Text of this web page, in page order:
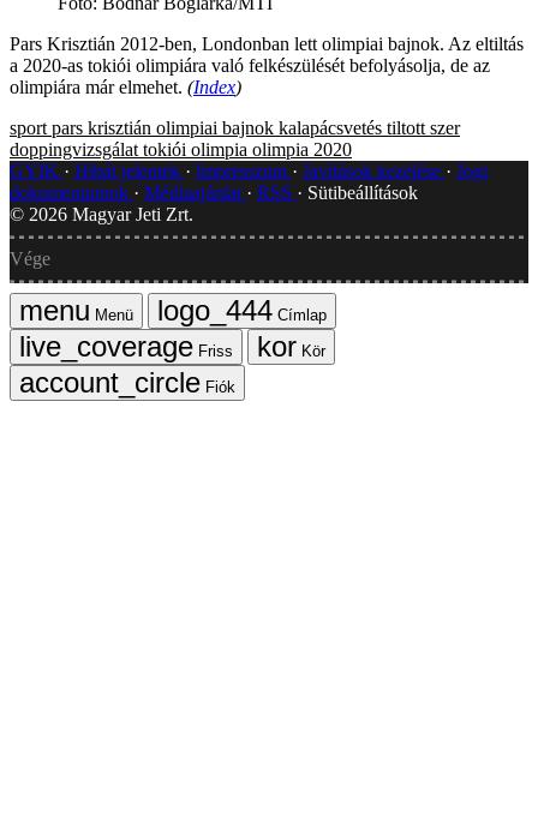
Pars Krisztián 2012-ben, Londonban lett olimpiai bajnok. Az eltiltás
a 2020-as tokiói olimpiára való felkészülését befolyásolja, de az
olimpiára már elmehet. (Index)
sport pars krisztián olimpiai bajnok kalapácsvetés tiltott szer
doppingvizsgálat tokiói olimpia olimpia 2020
GYIK
Hibát jelentek Impresszum Javítások kezelése
Jogi
dokumentumok
Médiaajánlat RSS
Sütibeállítások
© 2026 Magyar Jeti Zrt.
Vége
Menü
Címlap
Friss
Kör
Fiók